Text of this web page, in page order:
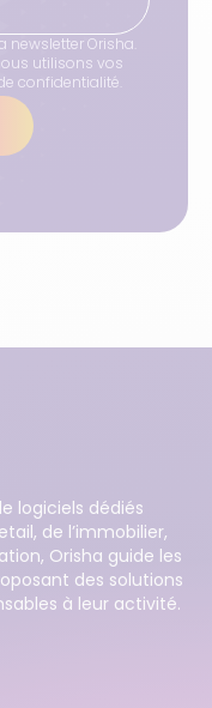
Orisha.
utilisons vos
confidentialité.
logiciels dédiés
de l’immobilier,
Orisha guide les
des solutions
à leur activité.